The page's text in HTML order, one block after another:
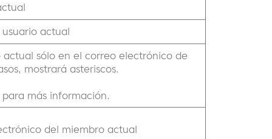
actual
sólo en el correo electrónico de
mostrará asteriscos.
más información.
del miembro actual